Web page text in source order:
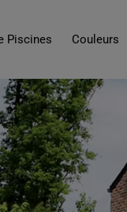
Piscines Couleurs